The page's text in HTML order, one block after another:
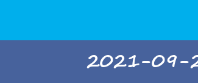
2021-09-